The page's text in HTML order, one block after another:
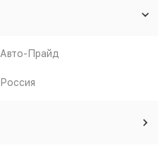
Авто-Прайд
Россия